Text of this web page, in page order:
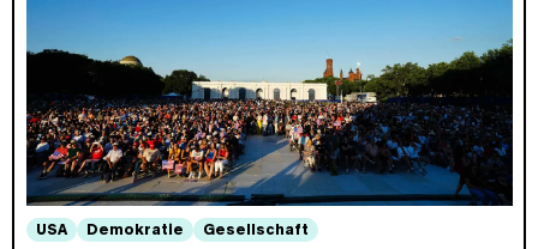
USA Demokratie Gesellschaft